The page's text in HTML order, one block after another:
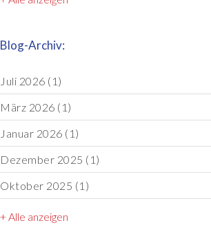
Blog-Archiv:
Juli 2026 (1)
März 2026 (1)
Januar 2026 (1)
Dezember 2025 (1)
Oktober 2025 (1)
+ Alle anzeigen